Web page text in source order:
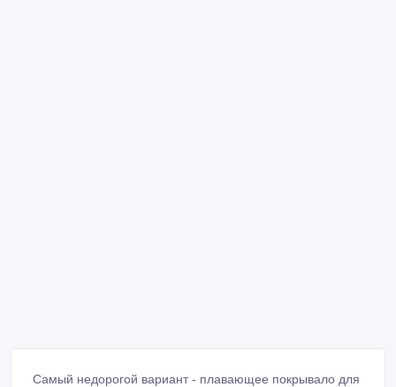
Самый недорогой вариант - плавающее покрывало для